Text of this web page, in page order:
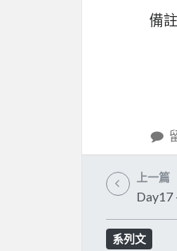
備
上一篇
Day17
系列文